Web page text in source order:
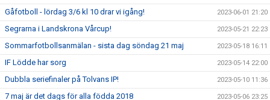
Gåfotboll - lördag 3/6 kl 10 drar vi igång! 2023-06-01 21:20
Segrarna i Landskrona Vårcup! 2023-05-21 22:23
Sommarfotbollsanmälan - sista dag söndag 21 maj 2023-05-18 16:11
IF Lödde har sorg 2023-05-14 22:00
Dubbla seriefinaler på Tolvans IP! 2023-05-10 11:36
7 maj är det dags för alla födda 2018 2023-05-06 23:25